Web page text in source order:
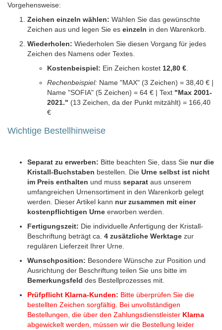
Vorgehensweise:
Zeichen einzeln wählen: Wählen Sie das gewünschte
Zeichen aus und legen Sie es einzeln in den Warenkorb.
Wiederholen: Wiederholen Sie diesen Vorgang für jedes
Zeichen des Namens oder Textes.
Kostenbeispiel: Ein Zeichen kostet 12,80 €.
Rechenbeispiel: Name "MAX" (3 Zeichen) = 38,40 € |
Name "SOFIA" (5 Zeichen) = 64 € | Text "Max 2001-
2021." (13 Zeichen, da der Punkt mitzählt) = 166,40
€
Wichtige Bestellhinweise
Separat zu erwerben: Bitte beachten Sie, dass Sie nur die
Kristall-Buchstaben bestellen. Die Urne selbst ist nicht
im Preis enthalten und muss separat aus unserem
umfangreichen Urnensortiment in den Warenkorb gelegt
werden. Dieser Artikel kann nur zusammen mit einer
kostenpflichtigen Urne erworben werden.
Fertigungszeit: Die individuelle Anfertigung der Kristall-
Beschriftung beträgt ca. 4 zusätzliche Werktage zur
regulären Lieferzeit Ihrer Urne.
Wunschposition: Besondere Wünsche zur Position und
Ausrichtung der Beschriftung teilen Sie uns bitte im
Bemerkungsfeld des Bestellprozesses mit.
Prüfpflicht Klarna-Kunden: Bitte überprüfen Sie die
bestellten Zeichen sorgfältig. Bei unvollständigen
Bestellungen, die über den Zahlungsdienstleister Klarna
abgewickelt werden, müssen wir die Bestellung leider